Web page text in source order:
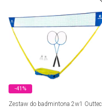
-41%
Zestaw do badmintona 2w1 Outtec